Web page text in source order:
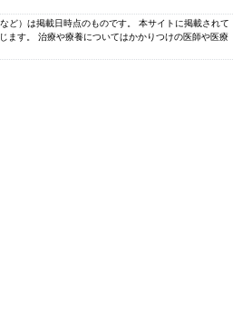
ど）は掲載日時点のものです。 本サイトに掲載されて
ます。 治療や療養についてはかかりつけの医師や医療